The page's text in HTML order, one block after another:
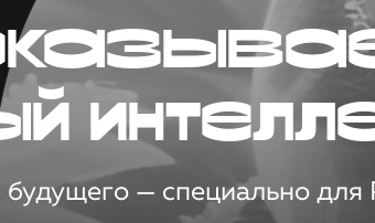
— специально для